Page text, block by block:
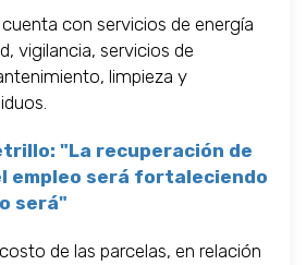
con servicios de energía
vigilancia, servicios de
limpieza y
"La recuperación de
empleo será fortaleciendo
será"
de las parcelas, en relación